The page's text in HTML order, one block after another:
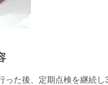
った後、定期点検を継続